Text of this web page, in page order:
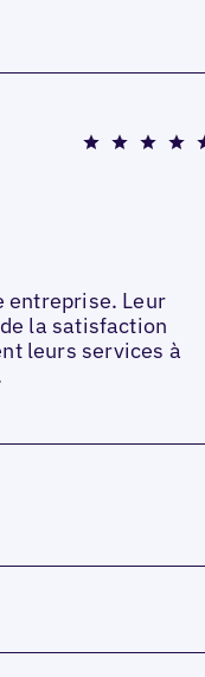
entreprise. Leur
la satisfaction
leurs services à